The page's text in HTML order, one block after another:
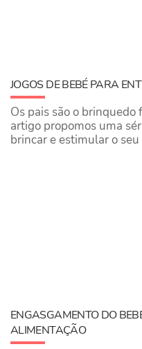
JOGOS DE BEBÉ PARA
Os pais são o
artigo propomos uma
brincar e estimular o
ENGASGAMENTO DO
ALIMENTAÇÃO